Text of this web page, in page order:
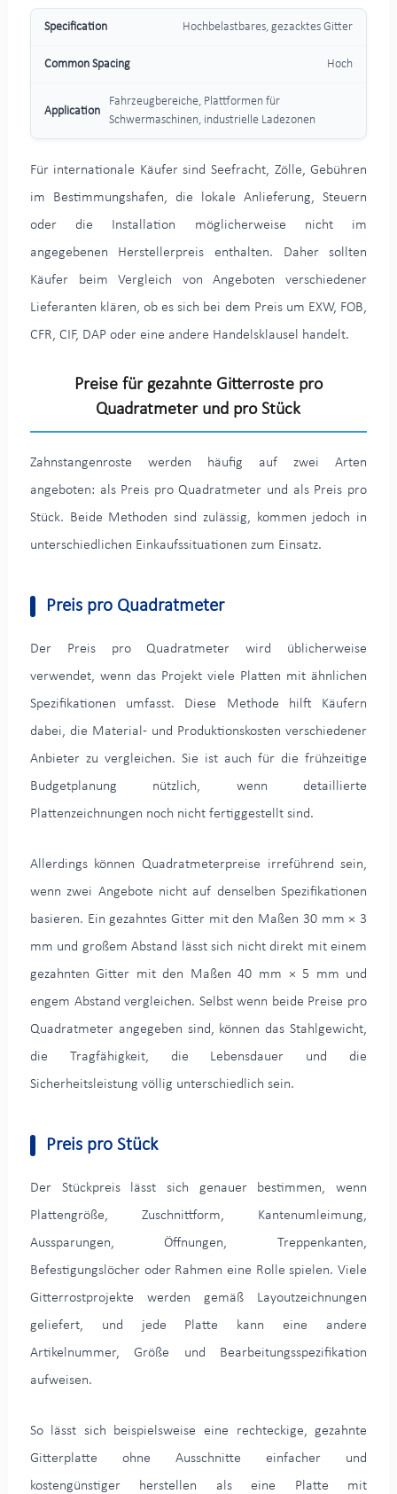
Hochbelastbares, gezacktes Gitter
Hoch
Fahrzeugbereiche, Plattformen für
Schwermaschinen, industrielle Ladezonen
Für internationale Käufer sind Seefracht, Zölle, Gebühren
im Bestimmungshafen, die lokale Anlieferung, Steuern
oder die Installation möglicherweise nicht im
angegebenen Herstellerpreis enthalten. Daher sollten
Käufer beim Vergleich von Angeboten verschiedener
Lieferanten klären, ob es sich bei dem Preis um EXW, FOB,
CFR, CIF, DAP oder eine andere Handelsklausel handelt.
Preise für gezahnte Gitterroste pro
Quadratmeter und pro Stück
Zahnstangenroste werden häufig auf zwei Arten
angeboten: als Preis pro Quadratmeter und als Preis pro
Stück. Beide Methoden sind zulässig, kommen jedoch in
unterschiedlichen Einkaufssituationen zum Einsatz.
Preis pro Quadratmeter
Der Preis pro Quadratmeter wird üblicherweise
verwendet, wenn das Projekt viele Platten mit ähnlichen
Spezifikationen umfasst. Diese Methode hilft Käufern
dabei, die Material- und Produktionskosten verschiedener
Anbieter zu vergleichen. Sie ist auch für die frühzeitige
Budgetplanung nützlich, wenn detaillierte
Plattenzeichnungen noch nicht fertiggestellt sind.
Allerdings können Quadratmeterpreise irreführend sein,
wenn zwei Angebote nicht auf denselben Spezifikationen
basieren. Ein gezahntes Gitter mit den Maßen 30 mm × 3
mm und großem Abstand lässt sich nicht direkt mit einem
gezahnten Gitter mit den Maßen 40 mm × 5 mm und
engem Abstand vergleichen. Selbst wenn beide Preise pro
Quadratmeter angegeben sind, können das Stahlgewicht,
die Tragfähigkeit, die Lebensdauer und die
Sicherheitsleistung völlig unterschiedlich sein.
Preis pro Stück
Der Stückpreis lässt sich genauer bestimmen, wenn
Plattengröße, Zuschnittform, Kantenumleimung,
Aussparungen, Öffnungen, Treppenkanten,
Befestigungslöcher oder Rahmen eine Rolle spielen. Viele
Gitterrostprojekte werden gemäß Layoutzeichnungen
geliefert, und jede Platte kann eine andere
Artikelnummer, Größe und Bearbeitungsspezifikation
aufweisen.
So lässt sich beispielsweise eine rechteckige, gezahnte
Gitterplatte ohne Ausschnitte einfacher und
kostengünstiger herstellen als eine Platte mit